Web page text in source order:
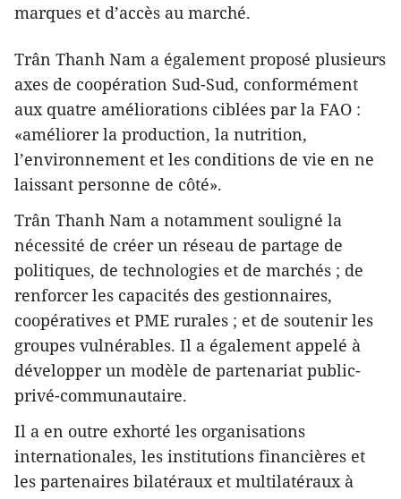
marques et d’accès au marché.
Trân Thanh Nam a également proposé plusieurs
axes de coopération Sud-Sud, conformément
aux quatre améliorations ciblées par la FAO :
«améliorer la production, la nutrition,
l’environnement et les conditions de vie en ne
laissant personne de côté».
Trân Thanh Nam a notamment souligné la
nécessité de créer un réseau de partage de
politiques, de technologies et de marchés ; de
renforcer les capacités des gestionnaires,
coopératives et PME rurales ; et de soutenir les
groupes vulnérables. Il a également appelé à
développer un modèle de partenariat public-
privé-communautaire.
Il a en outre exhorté les organisations
internationales, les institutions financières et
les partenaires bilatéraux et multilatéraux à